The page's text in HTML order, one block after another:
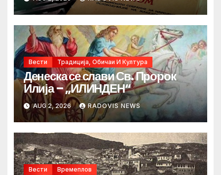
Вести Традиција, Обичаи И Култура
Денеска се слави Св. Пророк
Илија – „ИЛИНДЕН“
AUG 2, 2026 RADOVIS NEWS
Вести Времеплов